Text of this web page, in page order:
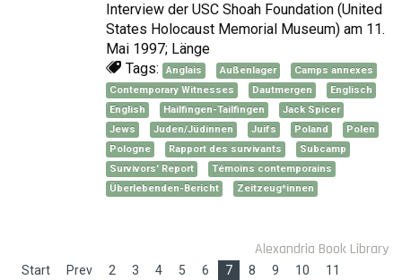
Interview der USC Shoah Foundation (United
States Holocaust Memorial Museum) am 11.
Mai 1997; Länge
Tags:
Anglais Außenlager
Camps annexes
Contemporary Witnesses
Dautmergen
Englisch
English
Hailfingen-Tailfingen
Jack Spicer
Jews
Juden/Jüdinnen Juifs Poland
Polen
Pologne
Rapport des survivants
Subcamp
Survivors' Report
Témoins contemporains
Überlebenden-Bericht
Zeitzeug*innen
Alexandria Book Library
Start Prev 2 3 4 5 6 7 8 9 10 11